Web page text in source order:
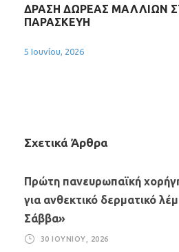
ΔΡΑΣΗ ΔΩΡΕΑΣ ΜΑΛΛΙΩΝ
ΠΑΡΑΣΚΕΥΗ
5 Ιουνίου, 2026
Σχετικά Άρθρα
Πρώτη πανευρωπαϊκή
για ανθεκτικό δερματικό
Σάββα»
30 ΙΟΥΝΊΟΥ, 2026